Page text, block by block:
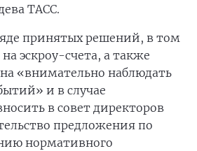
ТАСС.
принятых решений, в том
эскроу-счета, а также
«внимательно наблюдать
и в случае
в совет директоров
предложения по
нормативного